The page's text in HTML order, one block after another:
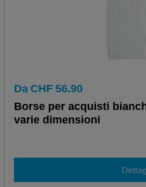
Da CHF 56.90
Borse per acquisti
varie dimensioni